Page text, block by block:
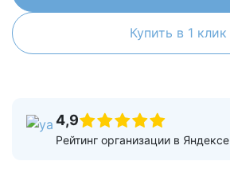
Купить в 1 клик
4,9
Рейтинг организации в Яндексе